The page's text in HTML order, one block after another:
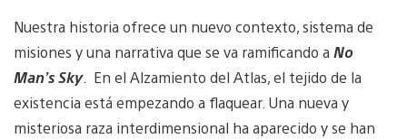
Nuestra historia ofrece un nuevo contexto, sistema de
misiones y una narrativa que se va ramificando aNo
Man’s Sky. En el Alzamiento del Atlas, el tejido de la
existencia está empezando a flaquear. Una nueva y
misteriosa raza interdimensional ha aparecido y se han